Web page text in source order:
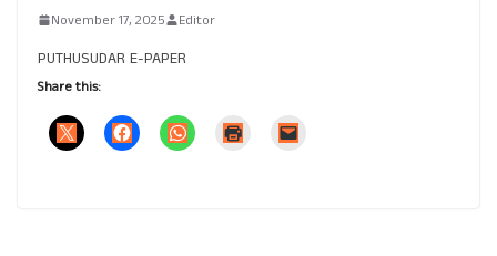
November 17, 2025 Editor
PUTHUSUDAR E-PAPER
Share this: